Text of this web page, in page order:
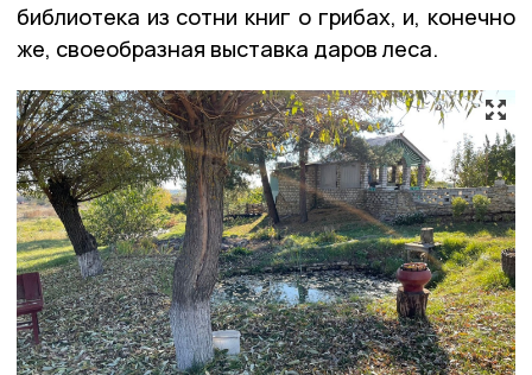
библиотека из сотни книг о грибах, и, конечно
же, своеобразная выставка даров леса.